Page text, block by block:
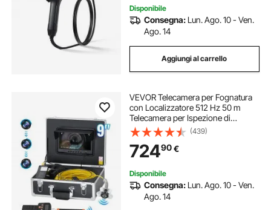
Disponibile
Consegna: Lun. Ago. 10 - Ven.
Ago. 14
Aggiungi al carrello
VEVOR Telecamera per Fognatura
con Localizzatore 512 Hz 50 m
Telecamera per Ispezione di
Scarichi da 228,6 mm con
Autolivellamento, Zoom 36X,
Telecamera Idraulica con Luci-12
LED, Scheda da 32 GB
(439)
72490€
Disponibile
Consegna: Lun. Ago. 10 - Ven.
Ago. 14